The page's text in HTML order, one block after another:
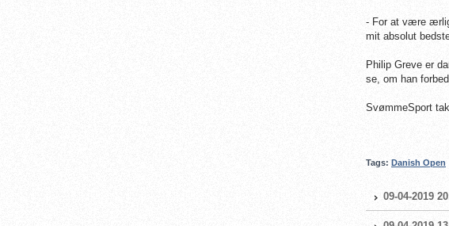
- For at være
mit absolut
Philip Greve er
se, om han
SvømmeSport
Tags: Danish Open
09-04-2019